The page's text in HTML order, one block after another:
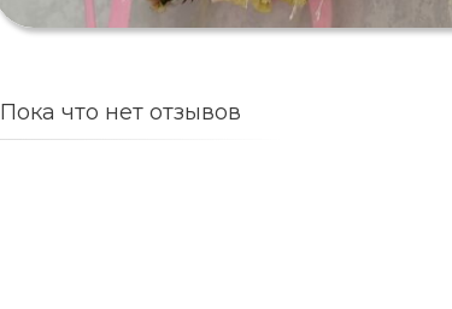
Пока что нет отзывов